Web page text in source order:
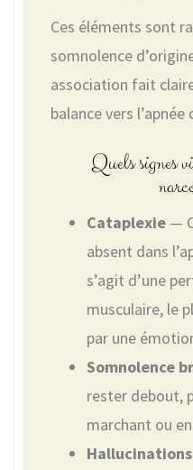
Ces éléments sont
somnolence
association fait
balance vers
Quels signes
Cataplexie —
absent dans
s’agit d’une
musculaire, le
par une
Somnolence
rester debout,
marchant ou